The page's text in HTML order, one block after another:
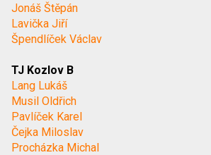
Jonáš Štěpán
Lavička Jiří
Špendlíček Václav
TJ Kozlov B
Lang Lukáš
Musil Oldřich
Pavlíček Karel
Čejka Miloslav
Procházka Michal